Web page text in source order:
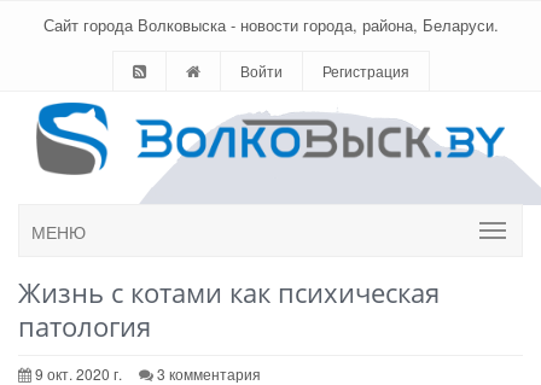
Сайт города Волковыска - новости города, района, Беларуси.
Войти Регистрация
МЕНЮ
Жизнь с котами как психическая
патология
9 окт. 2020 г. 3 комментария